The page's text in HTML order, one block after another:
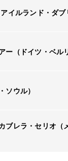
イルランド・ダブ
ー（ドイツ・ベル
ソウル）
ブレラ・セリオ（